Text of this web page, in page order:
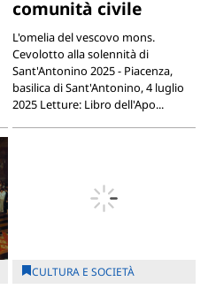
comunità civile
L'omelia del vescovo mons.
Cevolotto alla solennità di
Sant'Antonino 2025 - Piacenza,
basilica di Sant'Antonino, 4 luglio
2025 Letture: Libro dell'Apo...
CULTURA E SOCIETÀ